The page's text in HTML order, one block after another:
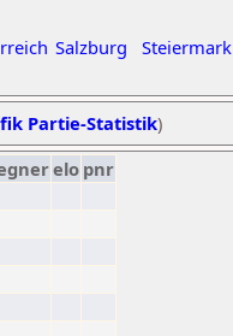
Salzburg Steiermark
Partie-Statistik)
elo pnr